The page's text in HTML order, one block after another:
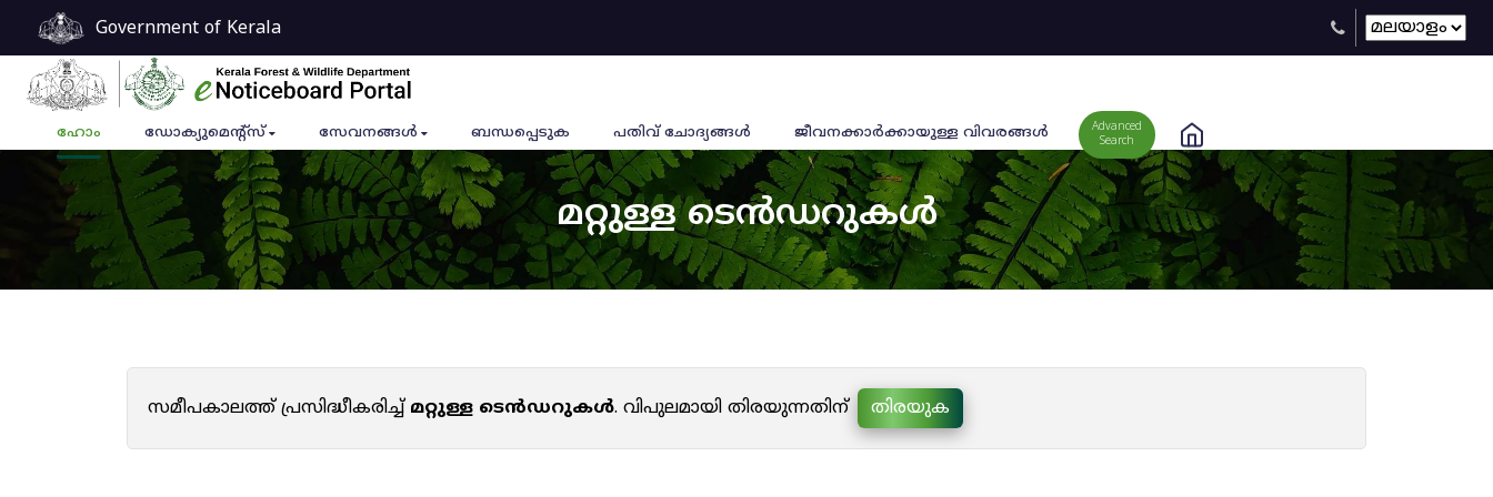
Government of Kerala
ഹോം ഡോക്യുമെൻ്റ്സ് സേവനങ്ങൾ ബന്ധപ്പെടുക പതിവ് ചോദ്യങ്ങൾ ജീവനക്കാര്‍ക്കായുള്ള വിവരങ്ങള്‍
Advanced
Search
മറ്റുള്ള ടെൻഡറുകൾ
സമീപകാലത്ത് പ്രസിദ്ധീകരിച്ച്മറ്റുള്ള ടെൻഡറുകൾ. വിപുലമായി തിരയുന്നതിന് തിരയുക